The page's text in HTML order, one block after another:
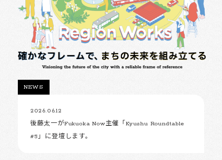
NEWS
2026.06.12
後藤太一がFukuoka Now主催「Kyushu Roundtable
#5」に登壇します。